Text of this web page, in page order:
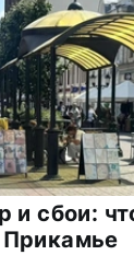
и сбои: